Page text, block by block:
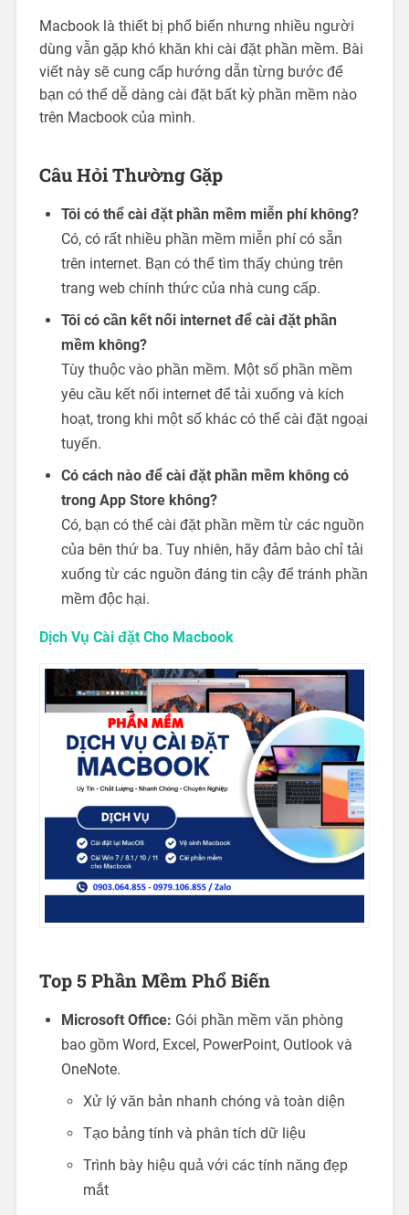
Macbook là thiết bị phổ biến nhưng nhiều người
dùng vẫn gặp khó khăn khi cài đặt phần mềm. Bài
viết này sẽ cung cấp hướng dẫn từng bước để
bạn có thể dễ dàng cài đặt bất kỳ phần mềm nào
trên Macbook của mình.
Câu Hỏi Thường Gặp
Tôi có thể cài đặt phần mềm miễn phí không?
Có, có rất nhiều phần mềm miễn phí có sẵn
trên internet. Bạn có thể tìm thấy chúng trên
trang web chính thức của nhà cung cấp.
Tôi có cần kết nối internet để cài đặt phần
mềm không?
Tùy thuộc vào phần mềm. Một số phần mềm
yêu cầu kết nối internet để tải xuống và kích
hoạt, trong khi một số khác có thể cài đặt ngoại
tuyến.
Có cách nào để cài đặt phần mềm không có
trong App Store không?
Có, bạn có thể cài đặt phần mềm từ các nguồn
của bên thứ ba. Tuy nhiên, hãy đảm bảo chỉ tải
xuống từ các nguồn đáng tin cậy để tránh phần
mềm độc hại.
Dịch Vụ Cài đặt Cho Macbook
Top 5 Phần Mềm Phổ Biến
Microsoft Office: Gói phần mềm văn phòng
bao gồm Word, Excel, PowerPoint, Outlook và
OneNote.
Xử lý văn bản nhanh chóng và toàn diện
Tạo bảng tính và phân tích dữ liệu
Trình bày hiệu quả với các tính năng đẹp
mắt